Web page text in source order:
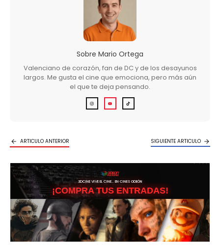
Sobre Mario Ortega
Valenciano de corazón, fan de DC y de los desayunos
largos. Me gusta el cine que emociona, pero más aún
el que te deja pensando.
ARTICULO ANTERIOR SIGUIENTE ARTICULO
3DCINE VIVE EL CINE… EN CINES ODEÓN
¡COMPRA TUS ENTRADAS!